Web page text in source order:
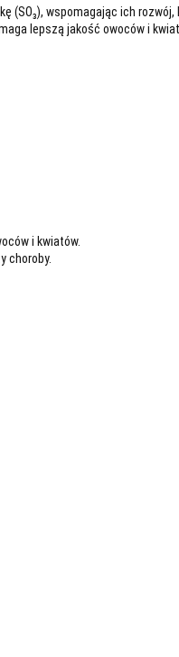
(SO₃), wspomagając ich rozwój,
lepszą jakość owoców i
i kwiatów.
choroby.